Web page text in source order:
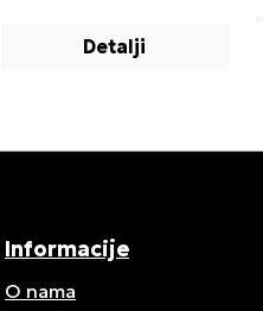
Detalji
Informacije
O nama